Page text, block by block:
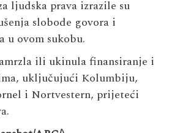
ljudska prava izrazile su
slobode govora i
u ovom sukobu.
ili ukinula finansiranje i
uključujući Kolumbiju,
i Nortvestern, prijeteći